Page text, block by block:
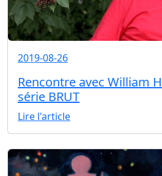
2019-08-26
Rencontre avec William
série BRUT
Lire l'article